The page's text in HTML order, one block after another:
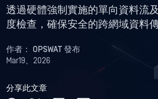
透過硬體強制實施的單向資料流
度檢查，確保安全的跨網域資料
作者： OPSWAT 發布
Mar19、2026
分享此文章